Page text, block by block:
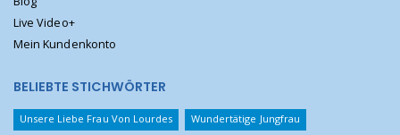
Live Video+
Mein Kundenkonto
BELIEBTE STICHWÖRTER
Unsere Liebe Frau Von Lourdes Wundertätige Jungfrau